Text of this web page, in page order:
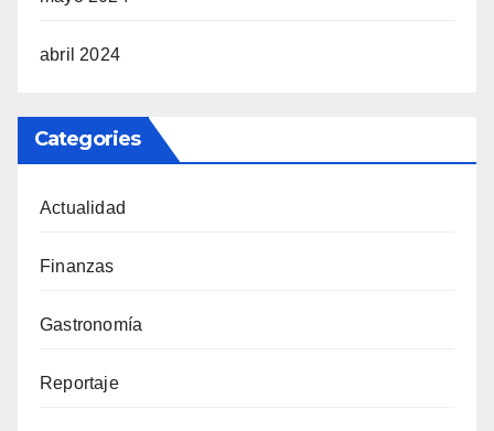
abril 2024
Categories
Actualidad
Finanzas
Gastronomía
Reportaje